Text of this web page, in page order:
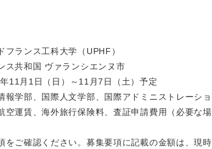
フランス工科大学（UPHF）
ス共和国 ヴァランシエンヌ市
月1日（日）～11月7日（土）予定
報学部、国際人文学部、国際アドミニストレーシ
空運賃、海外旅行保険料、査証申請費用（必要な
ご確認ください。募集要項に記載の金額は、現時